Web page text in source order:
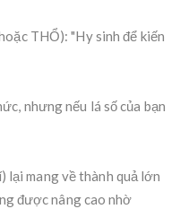
THỔ): "Hy sinh để kiến
nhưng nếu lá số của bạn
lại mang về thành quả lớn
được nâng cao nhờ